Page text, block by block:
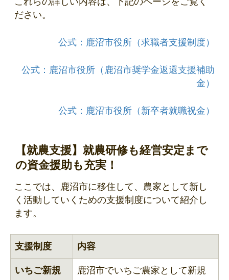
ださい。
公式：鹿沼市役所（求職者支援制度）
公式：鹿沼市役所（鹿沼市奨学金返還支援補助
金）
公式：鹿沼市役所（新卒者就職祝金）
【就農支援】就農研修も経営安定まで
の資金援助も充実！
ここでは、鹿沼市に移住して、農家として新し
く活動していくための支援制度について紹介し
ます。
支援制度 内容
いちご新規
鹿沼市でいちご農家として新規